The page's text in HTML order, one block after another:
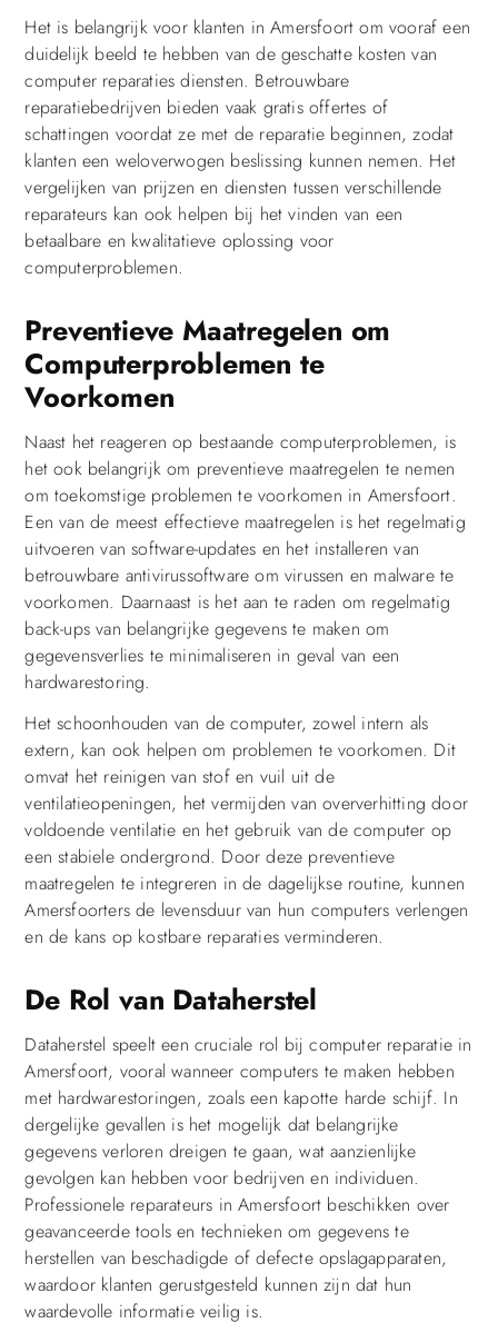
Het is belangrijk voor klanten in Amersfoort om vooraf een
duidelijk beeld te hebben van de geschatte kosten van
computer reparaties diensten. Betrouwbare
reparatiebedrijven bieden vaak gratis offertes of
schattingen voordat ze met de reparatie beginnen, zodat
klanten een weloverwogen beslissing kunnen nemen. Het
vergelijken van prijzen en diensten tussen verschillende
reparateurs kan ook helpen bij het vinden van een
betaalbare en kwalitatieve oplossing voor
computerproblemen.
Preventieve Maatregelen om
Computerproblemen te
Voorkomen
Naast het reageren op bestaande computerproblemen, is
het ook belangrijk om preventieve maatregelen te nemen
om toekomstige problemen te voorkomen in Amersfoort.
Een van de meest effectieve maatregelen is het regelmatig
uitvoeren van software-updates en het installeren van
betrouwbare antivirussoftware om virussen en malware te
voorkomen. Daarnaast is het aan te raden om regelmatig
back-ups van belangrijke gegevens te maken om
gegevensverlies te minimaliseren in geval van een
hardwarestoring.
Het schoonhouden van de computer, zowel intern als
extern, kan ook helpen om problemen te voorkomen. Dit
omvat het reinigen van stof en vuil uit de
ventilatieopeningen, het vermijden van oververhitting door
voldoende ventilatie en het gebruik van de computer op
een stabiele ondergrond. Door deze preventieve
maatregelen te integreren in de dagelijkse routine, kunnen
Amersfoorters de levensduur van hun computers verlengen
en de kans op kostbare reparaties verminderen.
De Rol van Dataherstel
Dataherstel speelt een cruciale rol bij computer reparatie in
Amersfoort, vooral wanneer computers te maken hebben
met hardwarestoringen, zoals een kapotte harde schijf. In
dergelijke gevallen is het mogelijk dat belangrijke
gegevens verloren dreigen te gaan, wat aanzienlijke
gevolgen kan hebben voor bedrijven en individuen.
Professionele reparateurs in Amersfoort beschikken over
geavanceerde tools en technieken om gegevens te
herstellen van beschadigde of defecte opslagapparaten,
waardoor klanten gerustgesteld kunnen zijn dat hun
waardevolle informatie veilig is.